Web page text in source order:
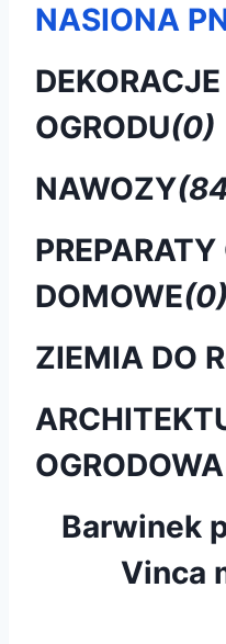
NASIONA
OGRODU(0)
NAWOZY
DOMOWE(0)
ZIEMIA DO
OGRODOWA
Barwinek
Vinca